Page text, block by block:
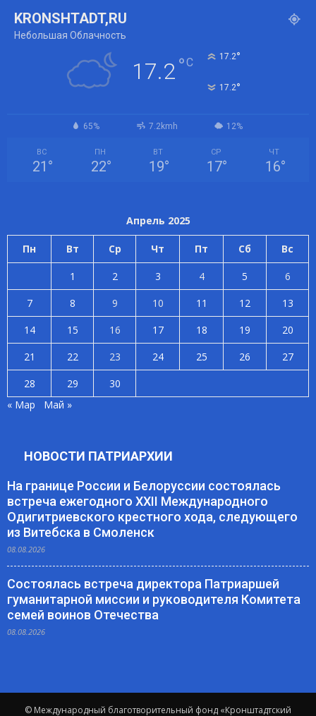
KRONSHTADT,RU
Небольшая Облачность
17.2°C 17.2°
17.2°
65% 7.2kmh 12%
ВС
21 °
ПН
22°
ВТ
19°
СР
17°
ЧТ
16°
Апрель 2025
Пн Вт Ср Чт Пт Сб Вс
1 2 3 4 5
6
7
8 9 10 11 12
13
14
15 16 17 18 19
20
21
22 23 24 25 26
27
28
29
30
« Мар
Май »
НОВОСТИ ПАТРИАРХИИ
На границе России и Белоруссии состоялась
встреча ежегодного XXII Международного
Одигитриевского крестного хода, следующего
из Витебска в Смоленск
08.08.2026
Состоялась встреча директора Патриаршей
гуманитарной миссии и руководителя Комитета
семей воинов Отечества
08.08.2026
© Международный благотворительный фонд «Кронштадтский